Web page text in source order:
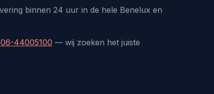
binnen 24 uur in de hele Benelux en
06-44005100 — wij zoeken het juiste